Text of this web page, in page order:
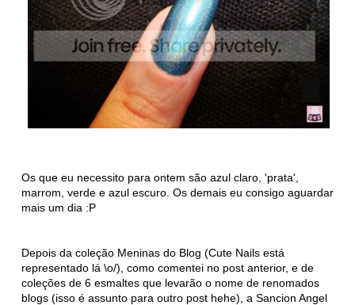
Os que eu necessito para ontem são azul claro, 'prata',
marrom, verde e azul escuro. Os demais eu consigo aguardar
mais um dia :P
Depois da coleção Meninas do Blog (Cute Nails está
representado lá \o/), como comentei no post anterior, e de
coleções de 6 esmaltes que levarão o nome de renomados
blogs (isso é assunto para outro post hehe), a Sancion Angel